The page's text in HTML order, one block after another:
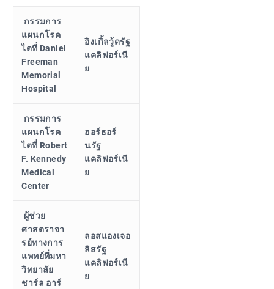
กรรมการ
แผนกโรค
ไตที่ Daniel
Freeman
Memorial
Hospital
อิงเกิ้ลวู้ดรัฐ
แคลิฟอร์เนี
ย
กรรมการ
แผนกโรค
ไตที่ Robert
F. Kennedy
Medical
Center
ฮอร์ธอร์
นรัฐ
แคลิฟอร์เนี
ย
ผู้ช่วย
ศาสตราจา
รย์ทางการ
แพทย์ที่มหา
วิทยาลัย
ชาร์ล อาร์
ลอสแองเจอ
ลิสรัฐ
แคลิฟอร์เนี
ย